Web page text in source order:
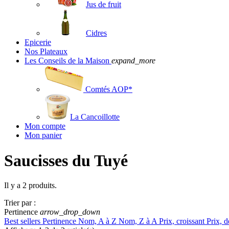
Jus de fruit
Cidres
Epicerie
Nos Plateaux
Les Conseils de la Maison expand_more
Comtés AOP*
La Cancoillotte
Mon compte
Mon panier
Saucisses du Tuyé
Il y a 2 produits.
Trier par :
Pertinence arrow_drop_down
Best sellers Pertinence Nom, A à Z Nom, Z à A Prix, croissant Prix,